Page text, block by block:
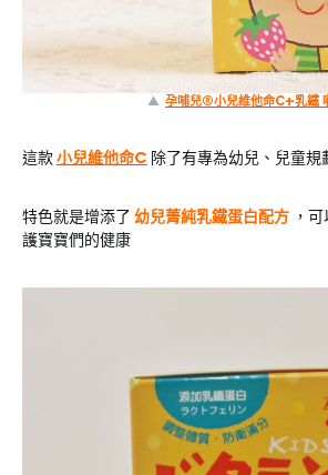
▲ 孕哺兒®小兒維他命C+乳鐵
這款小兒維他命C 除了有專為幼兒、兒童規
特色就是增添了 幼兒菁純乳鐵蛋白配方 ，
護寶寶們的健康